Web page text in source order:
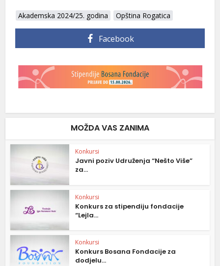
Akademska 2024/25. godina Opština Rogatica
Facebook
MOŽDA VAS ZANIMA
Konkursi
Javni poziv Udruženja “Nešto Više”
za...
Konkursi
Konkurs za stipendiju fondacije
“Lejla...
Konkursi
Konkurs Bosana Fondacije za
dodjelu...